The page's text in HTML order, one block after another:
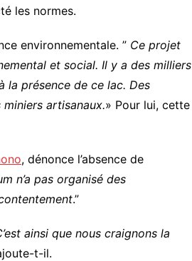
les normes.
environnementale. ” Ce projet
et social. Il y a des milliers
la présence de ce lac. Des
artisanaux.» Pour lui, cette
, dénonce l’absence de
n’a pas organisé des
.”
ainsi que nous craignons la
t-il.